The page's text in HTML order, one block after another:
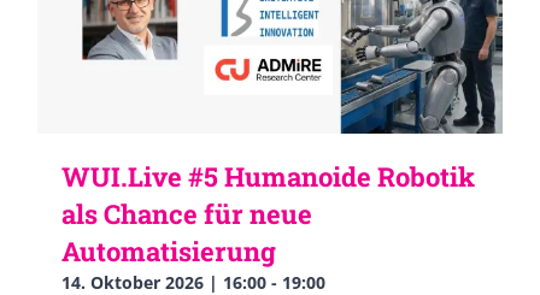
WUI.Live #5 Humanoide Robotik
als Chance für neue
Automatisierung
14. Oktober 2026 | 16:00 - 19:00